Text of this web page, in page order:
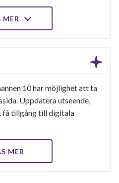
MER
10 har möjlighet att ta
Uppdatera utseende,
få tillgång till digitala
MER